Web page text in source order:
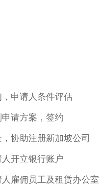
，申请人条件评估
申请方案，签约
协助注册新加坡公司
人开立银行账户
人雇佣员工及租赁办公室